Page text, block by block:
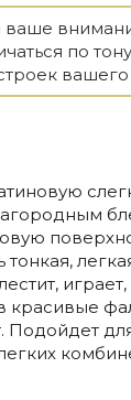
по
тонкая,
играет,
красивые
Подойдет